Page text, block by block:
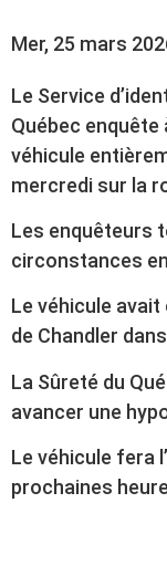
Mer, 25 mars
Le Service
Québec enquête
véhicule
mercredi sur la
Les enquêteurs
circonstances
Le véhicule
de Chandler
La Sûreté du
avancer une
Le véhicule fera
prochaines